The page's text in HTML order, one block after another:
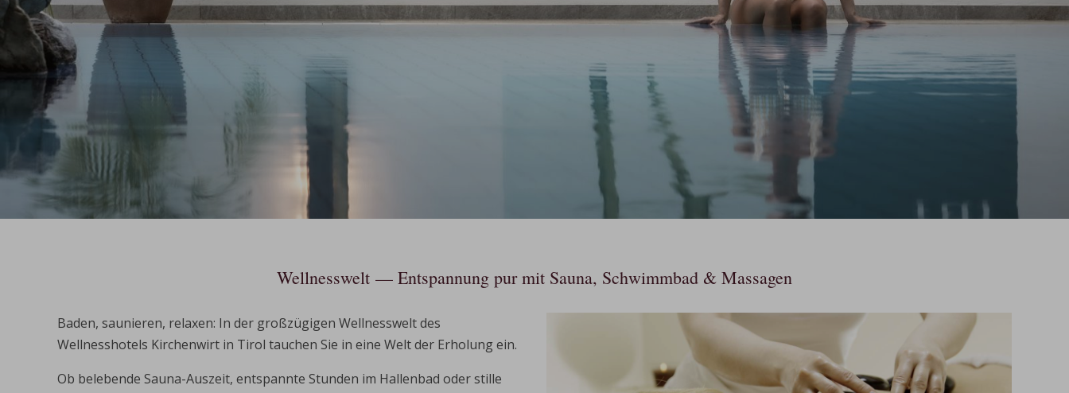
Wellnesswelt — Entspannung pur mit Sauna, Schwimmbad & Massagen
Baden, saunieren, relaxen: In der großzügigen Wellnesswelt des
Wellnesshotels Kirchenwirt in Tirol tauchen Sie in eine Welt der Erholung ein.
Ob belebende Sauna-Auszeit, entspannte Stunden im Hallenbad oder stille